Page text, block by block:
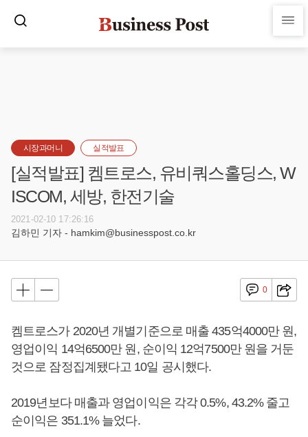
시장과머니 실적발표
[실적발표] 켐트로스, 유비쿼스홀딩스, W
ISCOM, 세방, 한전기술
2021-02-10 17:26:16
김하민 기자 - hamkim@businesspost.co.kr
0
켐트로스가 2020년 개별기준으로 매출 435억4000만 원,
영업이익 14억6500만 원, 순이익 12억7500만 원을 거둔
것으로 잠정집계됐다고 10일 공시했다.
2019년보다 매출과 영업이익은 각각 0.5%, 43.2% 줄고
순이익은 351.1% 늘었다.